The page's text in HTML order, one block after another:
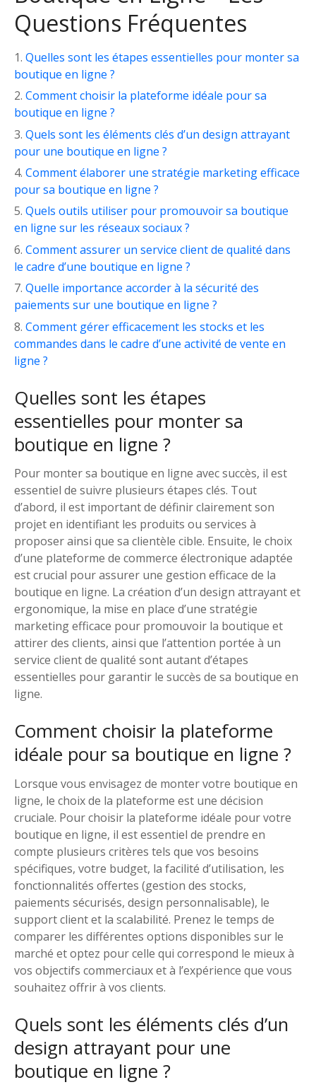
Questions Fréquentes
Quelles sont les étapes essentielles pour monter sa
boutique en ligne ?
Comment choisir la plateforme idéale pour sa
boutique en ligne ?
Quels sont les éléments clés d’un design attrayant
pour une boutique en ligne ?
Comment élaborer une stratégie marketing efficace
pour sa boutique en ligne ?
Quels outils utiliser pour promouvoir sa boutique
en ligne sur les réseaux sociaux ?
Comment assurer un service client de qualité dans
le cadre d’une boutique en ligne ?
Quelle importance accorder à la sécurité des
paiements sur une boutique en ligne ?
Comment gérer efficacement les stocks et les
commandes dans le cadre d’une activité de vente en
ligne ?
Quelles sont les étapes
essentielles pour monter sa
boutique en ligne ?
Pour monter sa boutique en ligne avec succès, il est
essentiel de suivre plusieurs étapes clés. Tout
d’abord, il est important de définir clairement son
projet en identifiant les produits ou services à
proposer ainsi que sa clientèle cible. Ensuite, le choix
d’une plateforme de commerce électronique adaptée
est crucial pour assurer une gestion efficace de la
boutique en ligne. La création d’un design attrayant et
ergonomique, la mise en place d’une stratégie
marketing efficace pour promouvoir la boutique et
attirer des clients, ainsi que l’attention portée à un
service client de qualité sont autant d’étapes
essentielles pour garantir le succès de sa boutique en
ligne.
Comment choisir la plateforme
idéale pour sa boutique en ligne ?
Lorsque vous envisagez de monter votre boutique en
ligne, le choix de la plateforme est une décision
cruciale. Pour choisir la plateforme idéale pour votre
boutique en ligne, il est essentiel de prendre en
compte plusieurs critères tels que vos besoins
spécifiques, votre budget, la facilité d’utilisation, les
fonctionnalités offertes (gestion des stocks,
paiements sécurisés, design personnalisable), le
support client et la scalabilité. Prenez le temps de
comparer les différentes options disponibles sur le
marché et optez pour celle qui correspond le mieux à
vos objectifs commerciaux et à l’expérience que vous
souhaitez offrir à vos clients.
Quels sont les éléments clés d’un
design attrayant pour une
boutique en ligne ?